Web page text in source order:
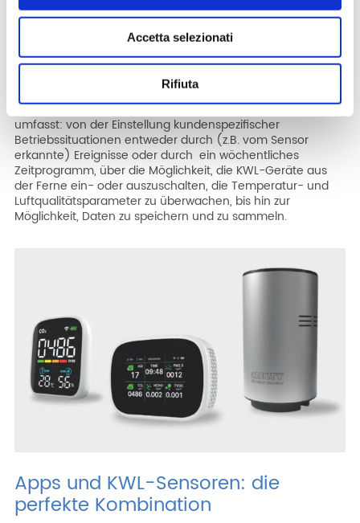
Accetta selezionati
Rifiuta
Helty Home ist die neue Appp, die einevollständige
Alle installierten Geräte lassen sich gleichzeitig mit nur
einem Tool überwachen. Eine innovative Anwendung, die
für den intelligenten Einsatz durch den Endkunden
konzipiert wurde und eine ganze Reiheneuer Funktionen
umfasst: von der Einstellung kundenspezifischer
Betriebssituationen entweder durch (z.B. vom Sensor
erkannte) Ereignisse oder durch ein wöchentliches
Zeitprogramm, über die Möglichkeit, die KWL-Geräte aus
der Ferne ein- oder auszuschalten, die Temperatur- und
Luftqualitätsparameter zu überwachen, bis hin zur
Möglichkeit, Daten zu speichern und zu sammeln.
Apps und KWL-Sensoren: die
perfekte Kombination